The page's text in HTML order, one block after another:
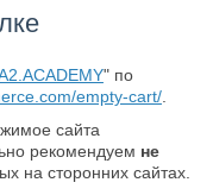
" по
empty-cart/.
сайта
рекомендуем не
на сторонних сайтах.